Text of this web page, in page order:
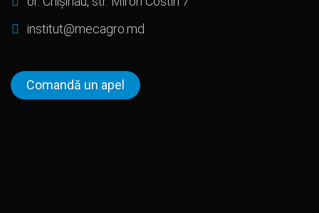
institut@mecagro.md
Comandă un apel